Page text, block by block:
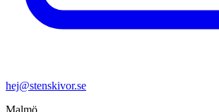
hej@stenskivor.se
Malmö